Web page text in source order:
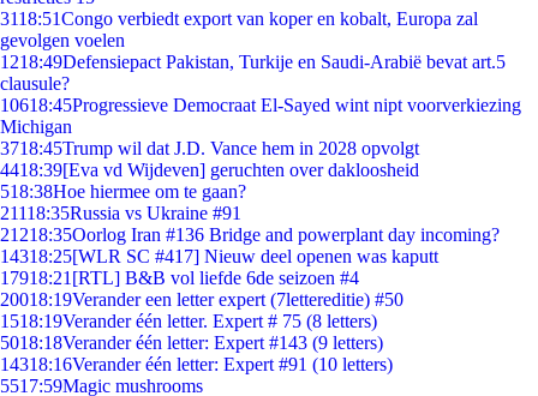
3118:51Congo verbiedt export van koper en kobalt, Europa zal
gevolgen voelen
1218:49Defensiepact Pakistan, Turkije en Saudi-Arabië bevat art.5
clausule?
10618:45Progressieve Democraat El-Sayed wint nipt voorverkiezing
Michigan
3718:45Trump wil dat J.D. Vance hem in 2028 opvolgt
4418:39[Eva vd Wijdeven] geruchten over dakloosheid
518:38Hoe hiermee om te gaan?
21118:35Russia vs Ukraine #91
21218:35Oorlog Iran #136 Bridge and powerplant day incoming?
14318:25[WLR SC #417] Nieuw deel openen was kaputt
17918:21 [RTL] B&B vol liefde 6de seizoen #4
20018:19Verander een letter expert (7lettereditie) #50
1518:19Verander één letter. Expert # 75 (8 letters)
5018:18Verander één letter: Expert #143 (9 letters)
14318:16Verander één letter: Expert #91 (10 letters)
5517:59Magic mushrooms